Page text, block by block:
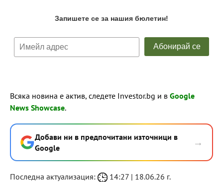
Всяка новина е актив, следете Investor.bg и в Google
News Showcase.
Добави ни в предпочитани източници в
Google
→
Последна актуализация: 14:27 | 18.06.26 г.